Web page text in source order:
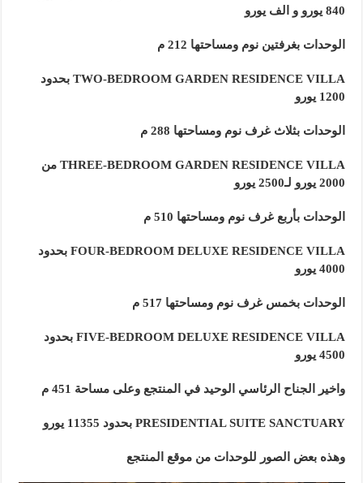
840 يورو و الف يورو
الوحدات بغرفتين نوم ومساحتها 212 م
TWO-BEDROOM GARDEN RESIDENCE VILLA بحدود
1200 يورو
الوحدات بثلاث غرف نوم ومساحتها 288 م
THREE-BEDROOM GARDEN RESIDENCE VILLA من
2000 يورو لـ2500 يورو
الوحدات بأربع غرف نوم ومساحتها 510 م
FOUR-BEDROOM DELUXE RESIDENCE VILLA بحدود
4000 يورو
الوحدات بخمس غرف نوم ومساحتها 517 م
FIVE-BEDROOM DELUXE RESIDENCE VILLA بحدود
4500 يورو
واخير الجناح الرئاسي الوحيد في المنتجع وعلى مساحة 451 م
PRESIDENTIAL SUITE SANCTUARY بحدود 11355 يورو
وهذه بعض الصور للوحدات من موقع المنتجع